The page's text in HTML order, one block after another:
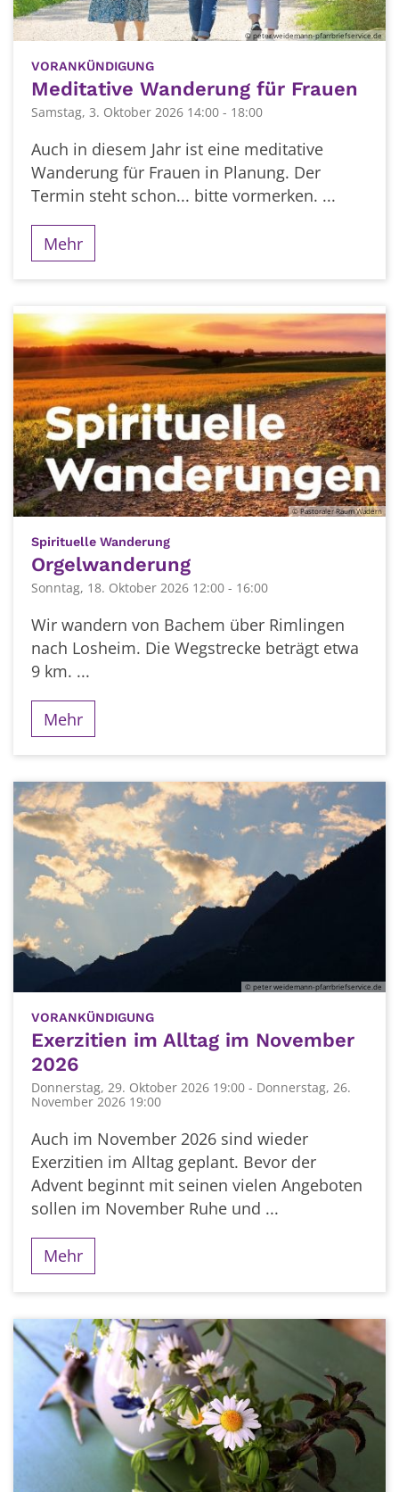
© peter weidemann-pfarrbriefservice.de
VORANKÜNDIGUNG:
Meditative Wanderung für Frauen
Samstag, 3. Oktober 2026 14:00 - 18:00
Auch in diesem Jahr ist eine meditative
Wanderung für Frauen in Planung. Der
Termin steht schon... bitte vormerken. ...
Mehr
© Pastoraler Raum Wadern
Spirituelle Wanderung:
Orgelwanderung
Sonntag, 18. Oktober 2026 12:00 - 16:00
Wir wandern von Bachem über Rimlingen
nach Losheim. Die Wegstrecke beträgt etwa
9 km. ...
Mehr
© peter weidemann-pfarrbriefservice.de
VORANKÜNDIGUNG:
Exerzitien im Alltag im November
2026
Donnerstag, 29. Oktober 2026 19:00 - Donnerstag, 26.
November 2026 19:00
Auch im November 2026 sind wieder
Exerzitien im Alltag geplant. Bevor der
Advent beginnt mit seinen vielen Angeboten
sollen im November Ruhe und ...
Mehr